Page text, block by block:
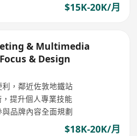
$15K-20K/月
& Multimedia
& Design
，鄰近佐敦地鐵站
提升個人專業技能
品牌內容全面規劃
$18K-20K/月